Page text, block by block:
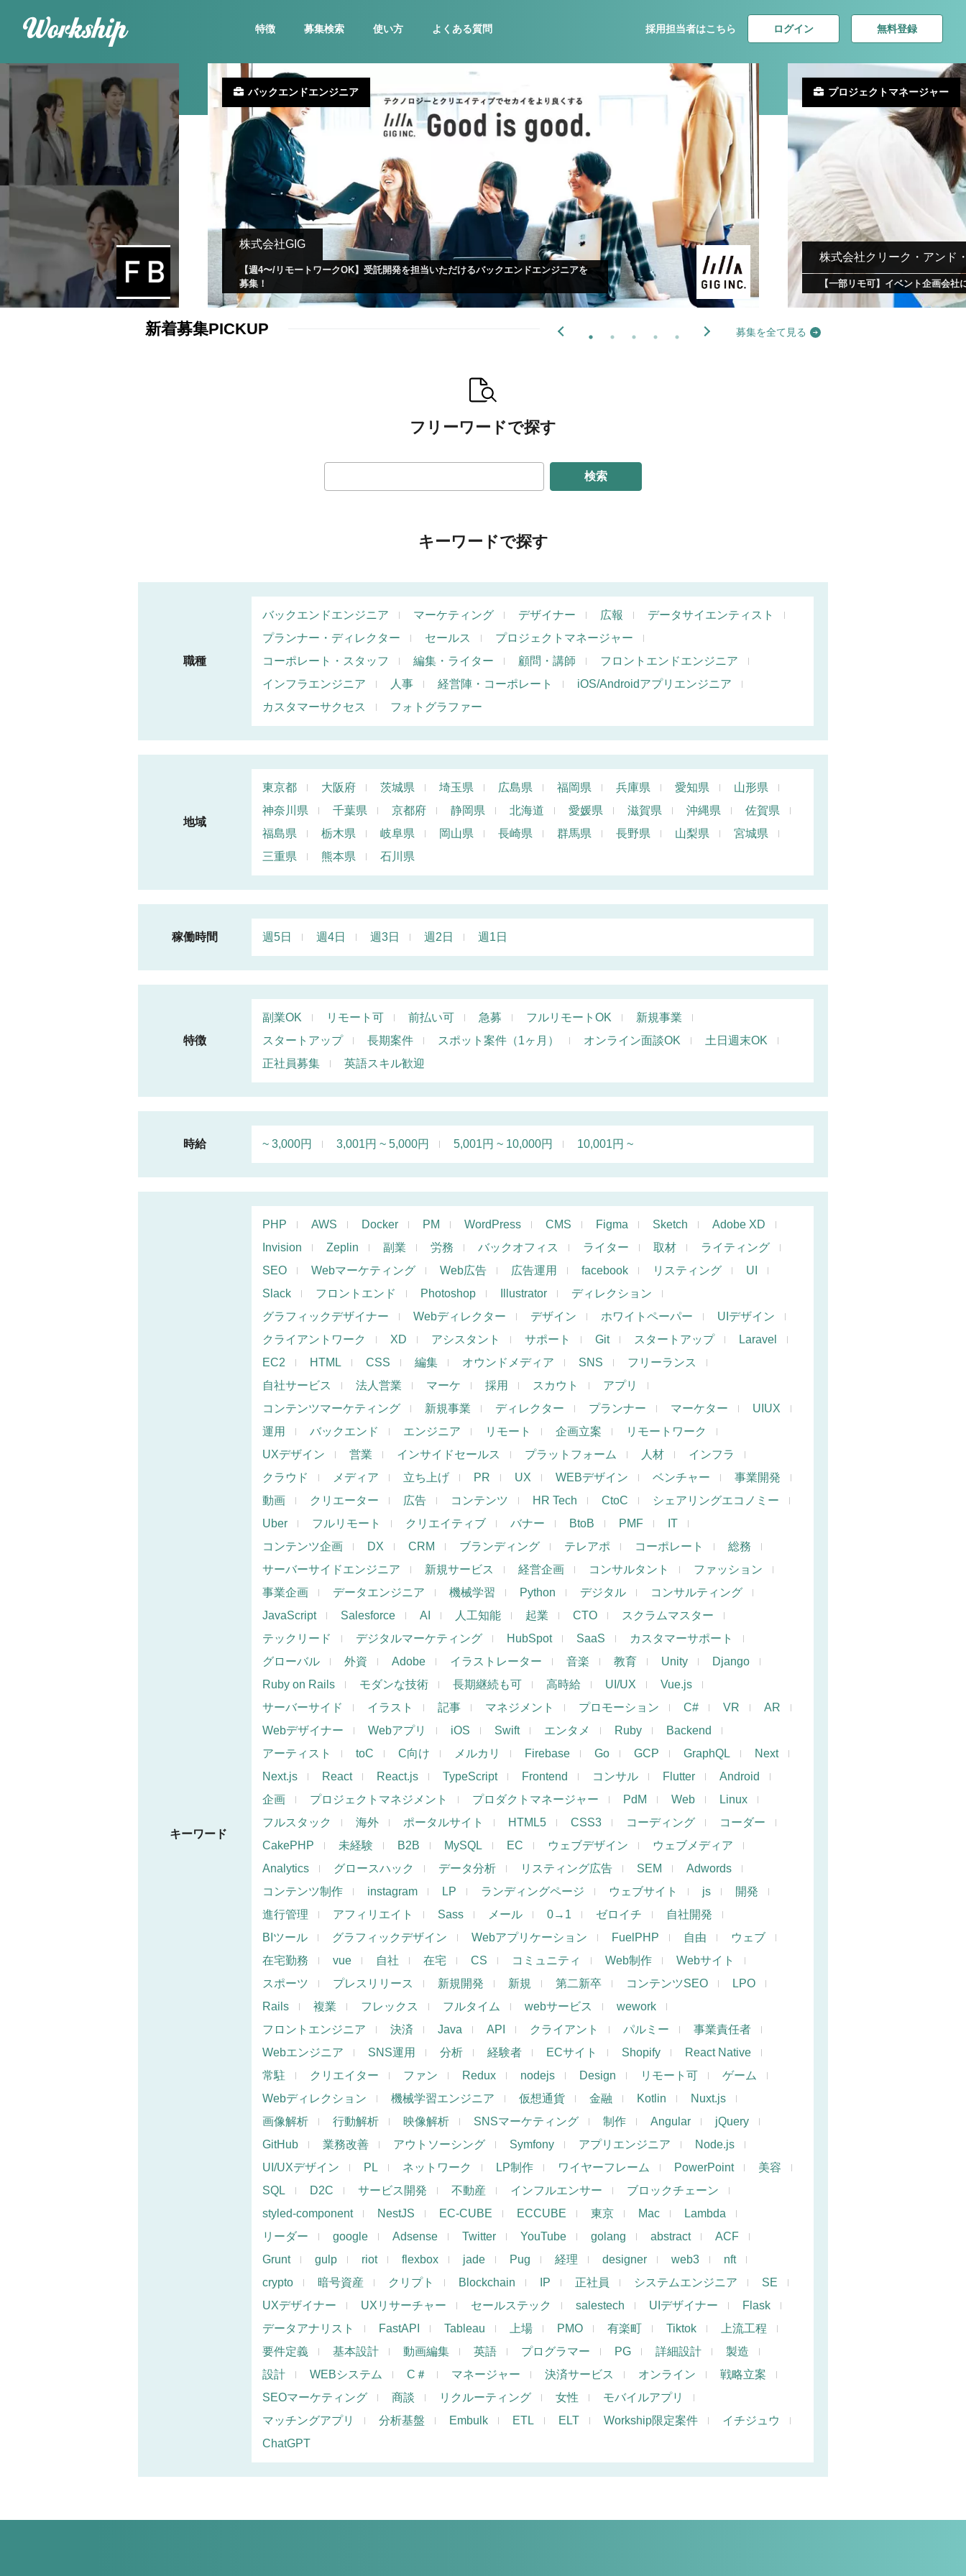
特徴 募集検索 使い方 よくある質問 採用担当者はこちら ログイン 無料登録
新着募集PICKUP 募集を全て見る
株式会社GIG
【週4〜/リモートワークOK】受託開発を担当いただけるバックエンドエンジニアを
募集！
バックエンドエンジニア
株式会社クリーク・アンド
【一部リモ可】イベント企画会
プロジェクトマネージャー
フリーワードで探す
検索
キーワードで探す
職種
バックエンドエンジニア マーケティング デザイナー 広報
データサイエンティスト
プランナー・ディレクター
セールス
プロジェクトマネージャー
コーポレート・スタッフ
編集・ライター 顧問・講師
フロントエンドエンジニア
インフラエンジニア
人事 経営陣・コーポレート
iOS/Androidアプリエンジニア
カスタマーサクセス
フォトグラファー
地域
東京都 大阪府 茨城県 埼玉県 広島県 福岡県 兵庫県 愛知県
山形県
神奈川県
千葉県 京都府 静岡県 北海道 愛媛県 滋賀県 沖縄県
佐賀県
福島県
栃木県 岐阜県 岡山県 長崎県 群馬県 長野県 山梨県
宮城県
三重県
熊本県 石川県
稼働時間 週5日 週4日 週3日 週2日 週1日
特徴
副業OK リモート可 前払い可 急募 フルリモートOK
新規事業
スタートアップ
長期案件 スポット案件（1ヶ月） オンライン面談OK
土日週末OK
正社員募集
英語スキル歓迎
時給 ~ 3,000円 3,001円 ~ 5,000円 5,001円 ~ 10,000円 10,001円 ~
キーワード
PHP AWS Docker PM WordPress CMS Figma Sketch
Adobe XD
Invision
Zeplin 副業 労務 バックオフィス ライター 取材
ライティング
SEO
Webマーケティング Web広告 広告運用 facebook リスティング
UI
Slack
フロントエンド Photoshop Illustrator
ディレクション
グラフィックデザイナー
Webディレクター デザイン ホワイトペーパー
UIデザイン
クライアントワーク
XD アシスタント サポート Git スタートアップ
Laravel
EC2
HTML CSS 編集 オウンドメディア SNS
フリーランス
自社サービス
法人営業 マーケ 採用 スカウト
アプリ
コンテンツマーケティング
新規事業 ディレクター プランナー マーケター
UIUX
運用
バックエンド エンジニア リモート 企画立案
リモートワーク
UXデザイン
営業 インサイドセールス プラットフォーム 人材
インフラ
クラウド
メディア 立ち上げ PR UX WEBデザイン ベンチャー
事業開発
動画
クリエーター 広告 コンテンツ HR Tech CtoC
シェアリングエコノミー
Uber
フルリモート クリエイティブ バナー BtoB PMF
IT
コンテンツ企画
DX CRM ブランディング テレアポ コーポレート
総務
サーバーサイドエンジニア
新規サービス 経営企画 コンサルタント
ファッション
事業企画
データエンジニア 機械学習 Python デジタル
コンサルティング
JavaScript
Salesforce AI 人工知能 起業 CTO
スクラムマスター
テックリード
デジタルマーケティング HubSpot SaaS
カスタマーサポート
グローバル
外資 Adobe イラストレーター 音楽 教育 Unity
Django
Ruby on Rails
モダンな技術 長期継続も可 高時給 UI/UX
Vue.js
サーバーサイド
イラスト 記事 マネジメント プロモーション C# VR
AR
Webデザイナー
Webアプリ iOS Swift エンタメ Ruby
Backend
アーティスト
toC C向け メルカリ Firebase Go GCP GraphQL
Next
Next.js
React React.js TypeScript Frontend コンサル Flutter
Android
企画
プロジェクトマネジメント プロダクトマネージャー PdM Web
Linux
フルスタック
海外 ポータルサイト HTML5 CSS3 コーディング
コーダー
CakePHP
未経験 B2B MySQL EC ウェブデザイン
ウェブメディア
Analytics
グロースハック データ分析 リスティング広告 SEM
Adwords
コンテンツ制作
instagram LP ランディングページ ウェブサイト js
開発
進行管理
アフィリエイト Sass メール 0→1 ゼロイチ
自社開発
BIツール
グラフィックデザイン Webアプリケーション FuelPHP 自由
ウェブ
在宅勤務
vue 自社 在宅 CS コミュニティ Web制作
Webサイト
スポーツ
プレスリリース 新規開発 新規 第二新卒 コンテンツSEO
LPO
Rails
複業 フレックス フルタイム webサービス
wework
フロントエンジニア
決済 Java API クライアント パルミー
事業責任者
Webエンジニア
SNS運用 分析 経験者 ECサイト Shopify
React Native
常駐
クリエイター ファン Redux nodejs Design リモート可
ゲーム
Webディレクション
機械学習エンジニア 仮想通貨 金融 Kotlin
Nuxt.js
画像解析
行動解析 映像解析 SNSマーケティング 制作 Angular
jQuery
GitHub
業務改善 アウトソーシング Symfony アプリエンジニア
Node.js
UI/UXデザイン
PL ネットワーク LP制作 ワイヤーフレーム PowerPoint
美容
SQL
D2C サービス開発 不動産 インフルエンサー
ブロックチェーン
styled-component
NestJS EC-CUBE ECCUBE 東京 Mac
Lambda
リーダー
google Adsense Twitter YouTube golang abstract
ACF
Grunt
gulp riot flexbox jade Pug 経理 designer web3
nft
crypto
暗号資産 クリプト Blockchain IP 正社員 システムエンジニア
SE
UXデザイナー
UXリサーチャー セールステック salestech UIデザイナー
Flask
データアナリスト
FastAPI Tableau 上場 PMO 有楽町 Tiktok
上流工程
要件定義
基本設計 動画編集 英語 プログラマー PG 詳細設計
製造
設計
WEBシステム C＃ マネージャー 決済サービス オンライン
戦略立案
SEOマーケティング
商談 リクルーティング 女性
モバイルアプリ
マッチングアプリ
分析基盤 Embulk ETL ELT Workship限定案件
イチジュウ
ChatGPT